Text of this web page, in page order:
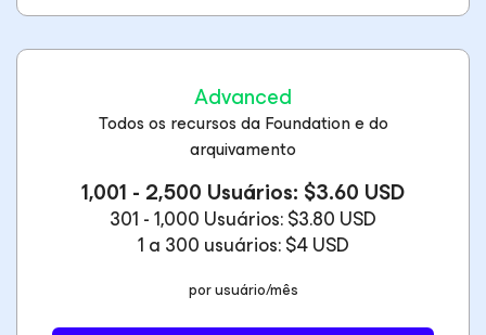
Advanced
Todos os recursos da Foundation e do
arquivamento
1,001 - 2,500 Usuários: $3.60 USD
301 - 1,000 Usuários: $3.80 USD
1 a 300 usuários: $4 USD
por usuário/mês